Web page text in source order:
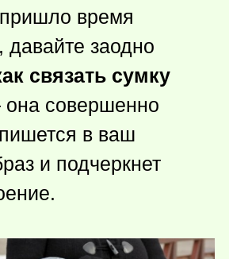
время
давайте заодно
связать сумку
совершенно
в ваш
и подчеркнет